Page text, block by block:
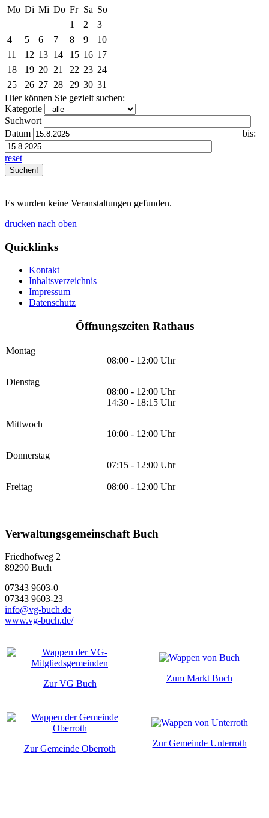
Mo Di Mi Do Fr Sa So
1
2
3
4
5 6 7 8 9
10
11
12 13 14 15 16 17
18
19 20 21 22 23 24
25
26 27 28 29 30 31
Hier können Sie gezielt suchen:
Kategorie
Suchwort
Datum
bis:
reset
Es wurden keine Veranstaltungen gefunden.
drucken nach oben
Quicklinks
Kontakt
Inhaltsverzeichnis
Impressum
Datenschutz
Öffnungszeiten Rathaus
Montag
08:00 - 12:00 Uhr
Dienstag
08:00 - 12:00 Uhr
14:30 - 18:15 Uhr
Mittwoch
10:00 - 12:00 Uhr
Donnerstag
07:15 - 12:00 Uhr
Freitag 08:00 - 12:00 Uhr
Verwaltungsgemeinschaft Buch
Friedhofweg 2
89290 Buch
07343 9603-0
07343 9603-23
info@vg-buch.de
www.vg-buch.de/
Zur VG Buch
Zum Markt Buch
Zur Gemeinde Oberroth
Zur Gemeinde Unterroth